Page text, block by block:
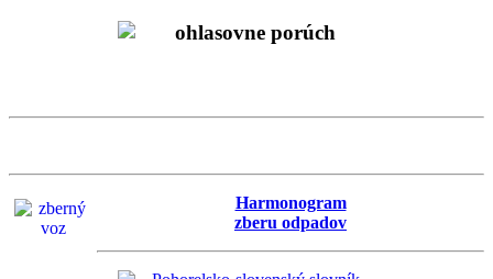
Harmonogram
zberu odpadov